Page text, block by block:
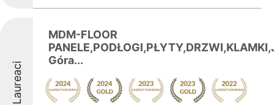
Laureaci
MDM-FLOOR
Góra...